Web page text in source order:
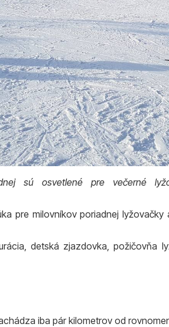
sú osvetlené pre večerné
pre milovníkov poriadnej
detská zjazdovka, požičovňa
iba pár kilometrov od